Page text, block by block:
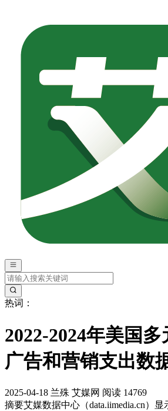
热词：
2022-2024年美国
广告和营销支出数
2025-04-18 兰殊 艾媒网 阅读 14769
摘要艾媒数据中心（data.iimedia.cn）